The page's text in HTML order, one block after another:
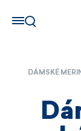
DÁMSKÉ